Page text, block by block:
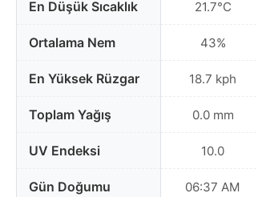
En Düşük Sıcaklık
Ortalama Nem
En Yüksek Rüzgar
Toplam Yağış
UV Endeksi
Gün Doğumu
21.7°C
43%
18.7 kph
0.0 mm
10.0
06:37 AM